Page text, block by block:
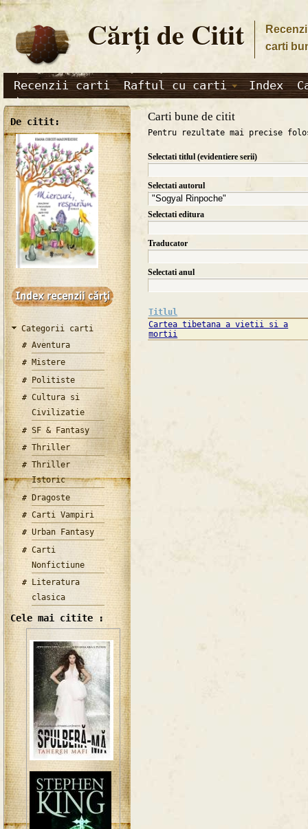
Cărţi de Citit
carti
Recenzii carti Raftul cu carti Index
De citit:
Categorii carti
Aventura
Mistere
Politiste
Cultura si
Civilizatie
SF & Fantasy
Thriller
Thriller
Istoric
Dragoste
Carti Vampiri
Urban Fantasy
Carti
Nonfictiune
Literatura
clasica
Cele mai citite :
Carti bune de citit
Pentru rezultate mai precise
Selectati titlul (evidentiere serii)
Selectati autorul
Selectati editura
Traducator
Selectati anul
Titlul
Cartea tibetana a vietii si a
mortii